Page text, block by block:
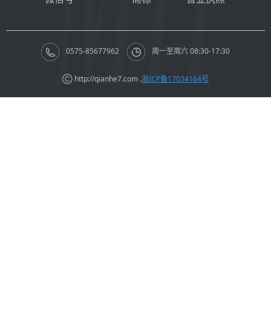
0575-85677962 周一至周六 08:30-17:30
Ⓒ http://qianhe7.com .浙ICP备17034164号